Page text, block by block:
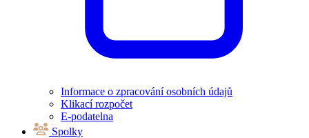
Informace o zpracování osobních údajů
Klikací rozpočet
E-podatelna
Spolky